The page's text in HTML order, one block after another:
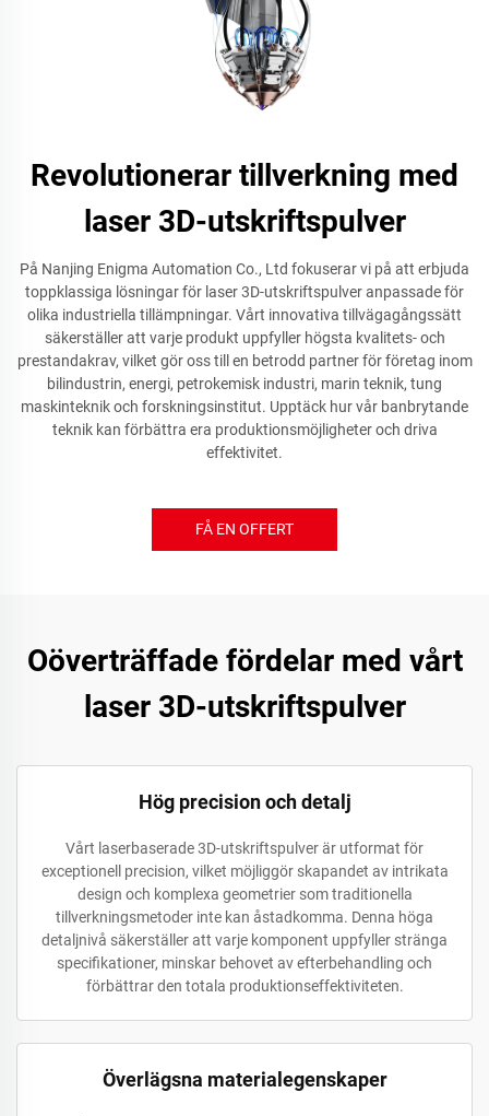
Revolutionerar tillverkning med
laser 3D-utskriftspulver
På Nanjing Enigma Automation Co., Ltd fokuserar vi på att erbjuda
toppklassiga lösningar för laser 3D-utskriftspulver anpassade för
olika industriella tillämpningar. Vårt innovativa tillvägagångssätt
säkerställer att varje produkt uppfyller högsta kvalitets- och
prestandakrav, vilket gör oss till en betrodd partner för företag inom
bilindustrin, energi, petrokemisk industri, marin teknik, tung
maskinteknik och forskningsinstitut. Upptäck hur vår banbrytande
teknik kan förbättra era produktionsmöjligheter och driva
effektivitet.
FÅ EN OFFERT
Oöverträffade fördelar med vårt
laser 3D-utskriftspulver
Hög precision och detalj
Vårt laserbaserade 3D-utskriftspulver är utformat för
exceptionell precision, vilket möjliggör skapandet av intrikata
design och komplexa geometrier som traditionella
tillverkningsmetoder inte kan åstadkomma. Denna höga
detaljnivå säkerställer att varje komponent uppfyller stränga
specifikationer, minskar behovet av efterbehandling och
förbättrar den totala produktionseffektiviteten.
Överlägsna materialegenskaper